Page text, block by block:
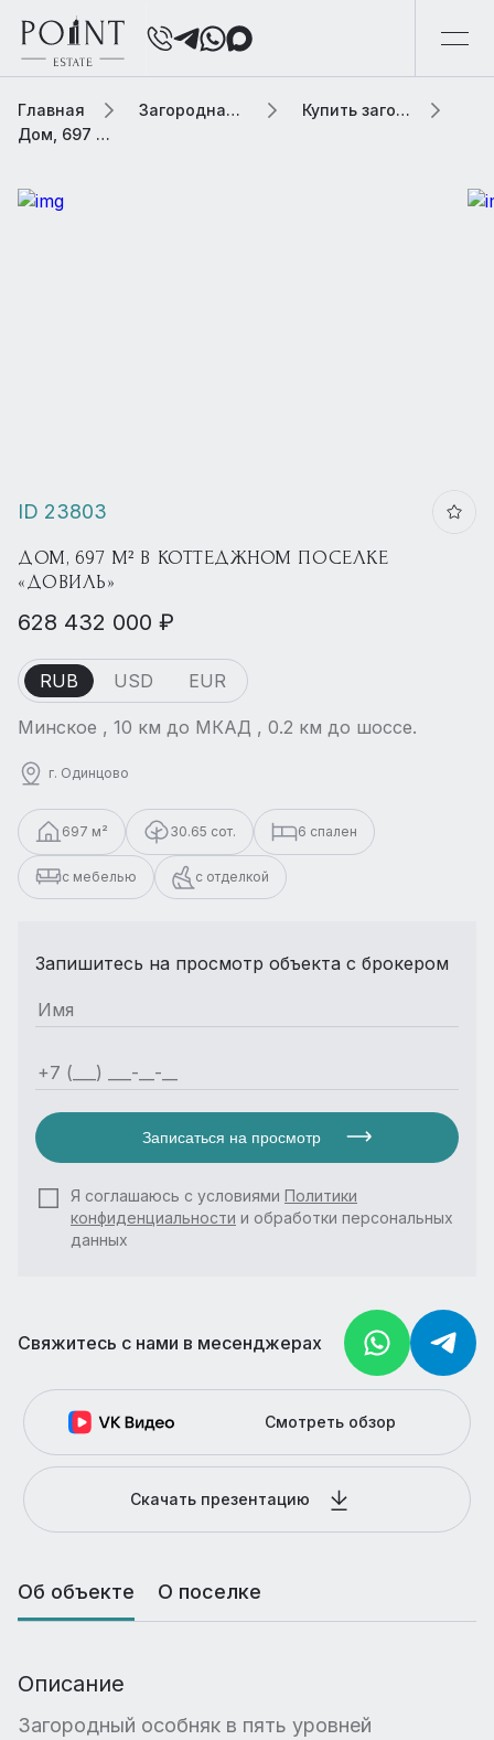
Главная Загородная элитная недвижимость
Купить загородную элитную недвижимость
Дом, 697 м² В коттеджном поселке «Довиль»
ID 23803
ДОМ, 697 М² В КОТТЕДЖНОМ ПОСЕЛКЕ
«ДОВИЛЬ»
628 432 000 ₽
RUB USD EUR
Минское , 10 км до МКАД , 0.2 км до шоссе.
г. Одинцово
697 м² 30.65 сот. 6 спален
с мебелью с отделкой
Запишитесь на просмотр объекта с брокером
Записаться на просмотр
Я соглашаюсь с условиями Политики
конфиденциальности и обработки персональных
данных
Свяжитесь с нами в месенджерах
Смотреть обзор
Скачать презентацию
Об объекте О поселке
Описание
Загородный особняк в пять уровней